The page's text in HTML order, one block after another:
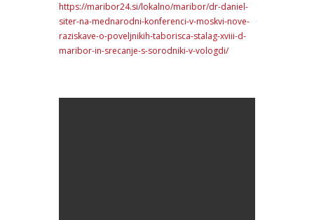
https://maribor24.si/lokalno/maribor/dr-daniel-
siter-na-mednarodni-konferenci-v-moskvi-nove-
raziskave-o-poveljnikih-taborisca-stalag-xviii-d-
maribor-in-srecanje-s-sorodniki-v-vologdi/